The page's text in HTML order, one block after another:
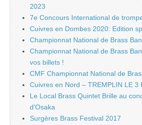
2023
7e Concours International de
Cuivres en Dombes 2020: Edition
Championnat National de Brass
Championnat National de Brass
vos billets !
CMF Championnat National de
Cuivres en Nord – TREMPLIN LE 3
Le Local Brass Quintet Brille au
d’Osaka
Surgères Brass Festival 2017